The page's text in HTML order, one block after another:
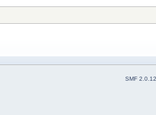
SMF 2.0.12